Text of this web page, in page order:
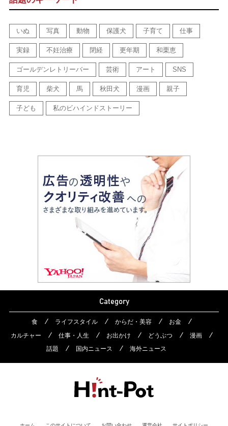
いぬ 写真 動物 保護犬 子育て 仕事
実録 不妊治療 閉経 更年期 和栗恵
ゴールデンレトリーバー 芸術 アート SNS
育児 柴犬 馬 秋田犬 漫画 親子
子ども 私のビハインドストーリー
Category
食 ライフスタイル からだ・美容
お金
カルチャー
仕事・人生 お出かけ どうぶつ
漫画
話題
国内ニュース 海外ニュース